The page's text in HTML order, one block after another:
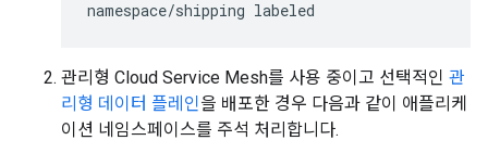
관리형 Cloud Service Mesh를 사용 중이고 선택적인 관
리형 데이터 플레인을 배포한 경우 다음과 같이 애플리케
이션 네임스페이스를 주석 처리합니다.